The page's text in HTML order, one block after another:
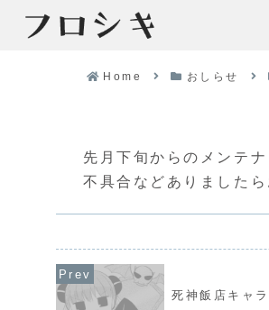
Home おしらせ
先月下旬からのメンテ
不具合などありました
死神飯店キャ